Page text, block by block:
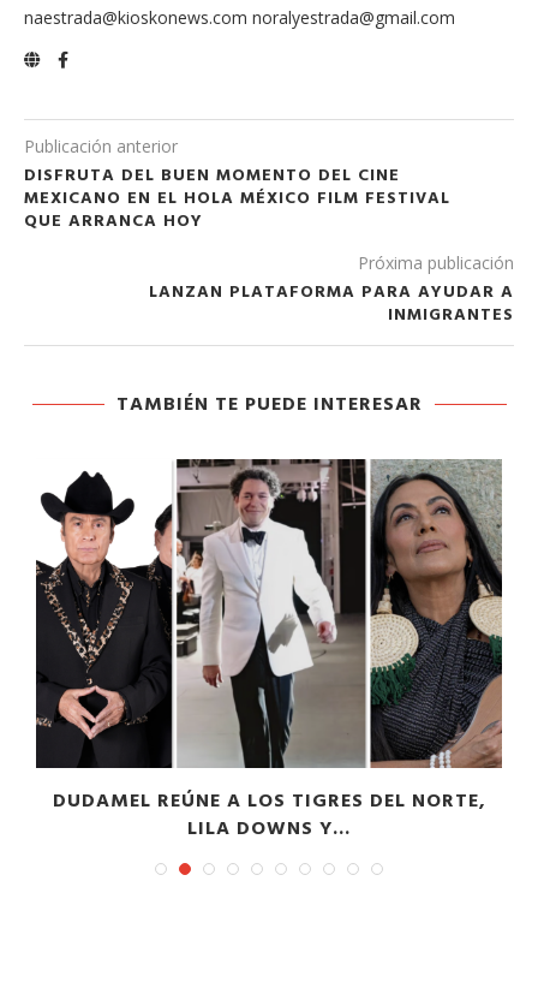
naestrada@kioskonews.com noralyestrada@gmail.com
Publicación anterior
DISFRUTA DEL BUEN MOMENTO DEL CINE
MEXICANO EN EL HOLA MÉXICO FILM FESTIVAL
QUE ARRANCA HOY
Próxima publicación
LANZAN PLATAFORMA PARA AYUDAR A
INMIGRANTES
TAMBIÉN TE PUEDE INTERESAR
DUDAMEL REÚNE A LOS TIGRES DEL NORTE,
LILA DOWNS Y...